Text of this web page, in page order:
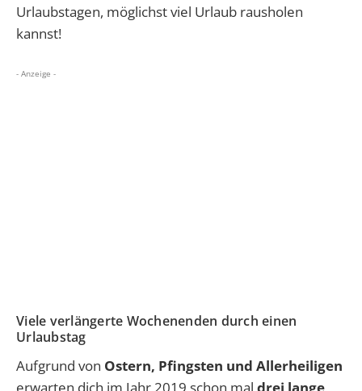
Urlaubstagen, möglichst viel Urlaub rausholen
kannst!
- Anzeige -
Viele verlängerte Wochenenden durch einen
Urlaubstag
Aufgrund von Ostern, Pfingsten und Allerheiligen